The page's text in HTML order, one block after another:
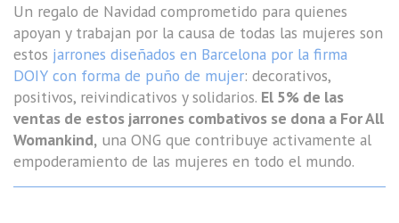
Un regalo de Navidad comprometido para quienes
apoyan y trabajan por la causa de todas las mujeres son
estos jarrones diseñados en Barcelona por la firma
DOIY con forma de puño de mujer: decorativos,
positivos, reivindicativos y solidarios. El 5% de las
ventas de estos jarrones combativos se dona a For All
Womankind, una ONG que contribuye activamente al
empoderamiento de las mujeres en todo el mundo.